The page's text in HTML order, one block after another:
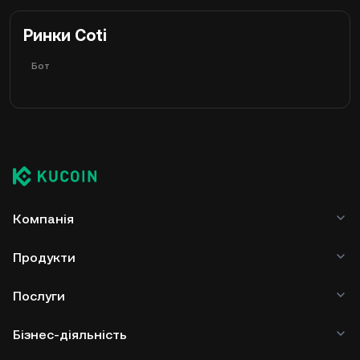
Ринки Coti
Бот
Компанія
Продукти
Послуги
Бізнес-діяльність